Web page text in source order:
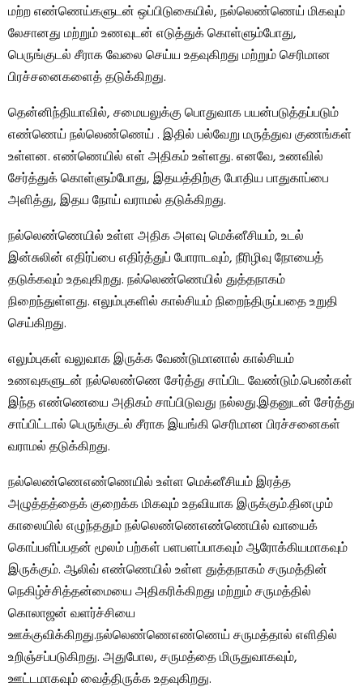
மற்ற எண்ணெய்களுடன் ஒப்பிடுகையில், நல்லெண்ணெய் மிகவும்
லேசானது மற்றும் உணவுடன் எடுத்துக் கொள்ளும்போது, ​​​​
பெருங்குடல் சீராக வேலை செய்ய உதவுகிறது மற்றும் செரிமான
பிரச்சனைகளைத் தடுக்கிறது.
தென்னிந்தியாவில், சமையலுக்கு பொதுவாக பயன்படுத்தப்படும்
எண்ணெய் நல்லெண்ணெய் . இதில் பல்வேறு மருத்துவ குணங்கள்
உள்ளன. எண்ணெயில் எள் அதிகம் உள்ளது. எனவே, உணவில்
சேர்த்துக் கொள்ளும்போது, ​​இதயத்திற்கு போதிய பாதுகாப்பை
அளித்து, இதய நோய் வராமல் தடுக்கிறது.
நல்லெண்ணெயில் உள்ள அதிக அளவு மெக்னீசியம், உடல்
இன்சுலின் எதிர்ப்பை எதிர்த்துப் போராடவும், நீரிழிவு நோயைத்
தடுக்கவும் உதவுகிறது. நல்லெண்ணெயில் துத்தநாகம்
நிறைந்துள்ளது. எலும்புகளில் கால்சியம் நிறைந்திருப்பதை உறுதி
செய்கிறது.
எலும்புகள் வலுவாக இருக்க வேண்டுமானால் கால்சியம்
உணவுகளுடன் நல்லெண்ணெ சேர்த்து சாப்பிட வேண்டும்.பெண்கள்
இந்த எண்ணெயை அதிகம் சாப்பிடுவது நல்லது.இதனுடன் சேர்த்து
சாப்பிட்டால் பெருங்குடல் சீராக இயங்கி செரிமான பிரச்சனைகள்
வராமல் தடுக்கிறது.
நல்லெண்ணெஎண்ணெயில் உள்ள மெக்னீசியம் இரத்த
அழுத்தத்தைக் குறைக்க மிகவும் உதவியாக இருக்கும்.தினமும்
காலையில் எழுந்ததும் நல்லெண்ணெஎண்ணெயில் வாயைக்
கொப்பளிப்பதன் மூலம் பற்கள் பளபளப்பாகவும் ஆரோக்கியமாகவும்
இருக்கும். ஆலிவ் எண்ணெயில் உள்ள துத்தநாகம் சருமத்தின்
நெகிழ்ச்சித்தன்மையை அதிகரிக்கிறது மற்றும் சருமத்தில்
கொலாஜன் வளர்ச்சியை
ஊக்குவிக்கிறது.நல்லெண்ணெஎண்ணெய் சருமத்தால் எளிதில்
உறிஞ்சப்படுகிறது. அதுபோல, சருமத்தை மிருதுவாகவும்,
ஊட்டமாகவும் வைத்திருக்க உதவுகிறது.